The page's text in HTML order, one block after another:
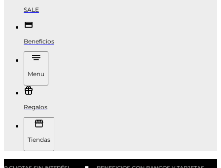
SALE
Beneficios
Menu
Regalos
Tiendas